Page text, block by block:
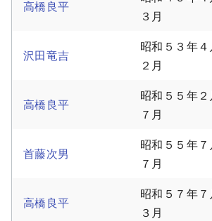
高橋良平
３月
沢田竜吉
昭和５３年
２月
高橋良平
昭和５５年
７月
首藤次男
昭和５５年
７月
高橋良平
昭和５７年
３月